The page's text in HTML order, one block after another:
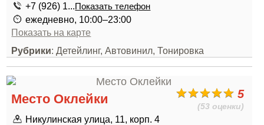
+7 (926) 1...Показать телефон
ежедневно, 10:00–23:00
Показать на карте
Рубрики: Детейлинг, Автовинил, Тонировка
5
(53 оценки)
Место Оклейки
Никулинская улица, 11, корп. 4